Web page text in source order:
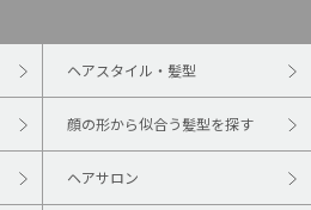
ヘアスタイル・髪型
顔の形から似合う髪型を探す
ヘアサロン